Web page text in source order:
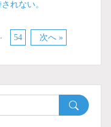
れない。
54 次へ »